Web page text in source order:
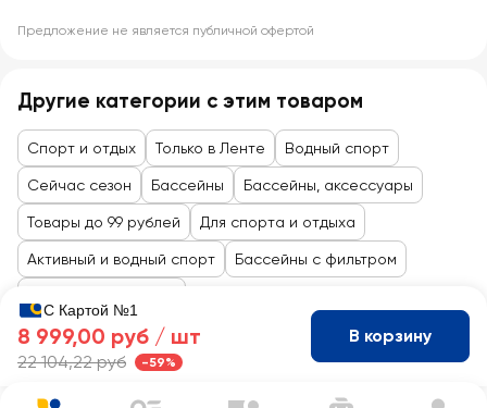
Предложение не является публичной офертой
Другие категории с этим товаром
Спорт и отдых Только в Ленте Водный спорт
Сейчас сезон Бассейны Бассейны, аксессуары
Товары до 99 рублей Для спорта и отдыха
Активный и водный спорт Бассейны с фильтром
С Картой №1
8 999,00 руб / шт
22 104,22 руб -59%
В корзину